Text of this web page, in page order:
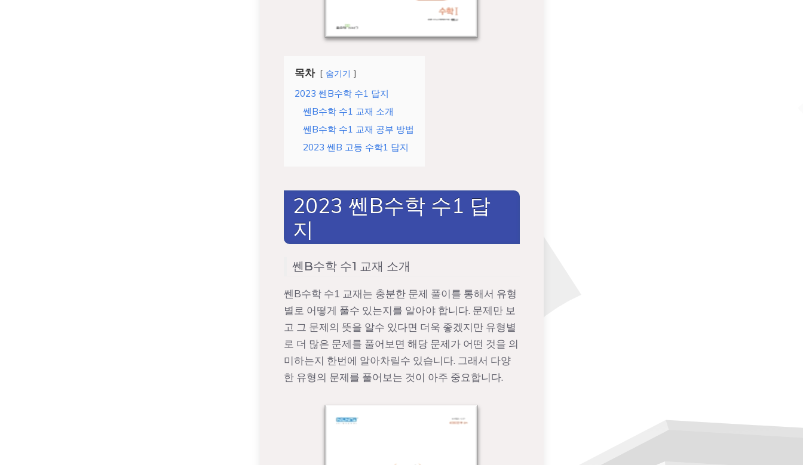
목차 숨기기
2023 쎈B수학 수1 답지
쎈B수학 수1 교재 소개
쎈B수학 수1 교재 공부 방법
2023 쎈B 고등 수학1 답지
2023 쎈B수학 수1 답
지
쎈B수학 수1 교재 소개
쎈B수학 수1 교재는 충분한 문제 풀이를 통해서 유형
별로 어떻게 풀수 있는지를 알아야 합니다. 문제만 보
고 그 문제의 뜻을 알수 있다면 더욱 좋겠지만 유형별
로 더 많은 문제를 풀어보면 해당 문제가 어떤 것을 의
미하는지 한번에 알아차릴수 있습니다. 그래서 다양
한 유형의 문제를 풀어보는 것이 아주 중요합니다.